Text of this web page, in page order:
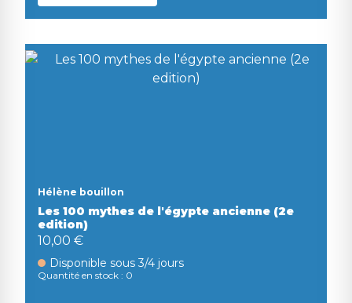
Hélène bouillon
Les 100 mythes de l'égypte ancienne (2e
edition)
10,00 €
Disponible sous 3/4 jours
Quantité en stock : 0